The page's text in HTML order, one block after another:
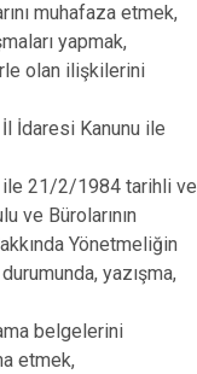
muhafaza etmek,
yapmak,
olan ilişkilerini
İdaresi Kanunu ile
ile 21/2/1984 tarihli ve
ve Bürolarının
Yönetmeliğin
yazışma,
belgelerini
etmek,